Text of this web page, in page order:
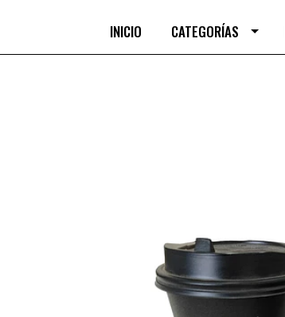
INICIO CATEGORÍAS